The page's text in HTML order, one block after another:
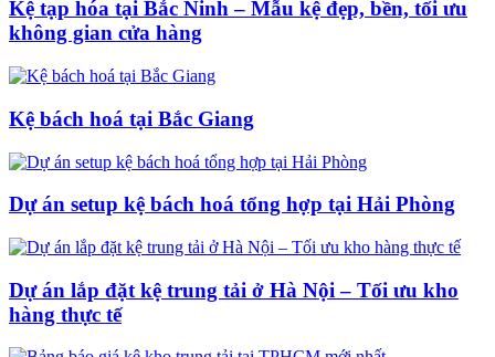
Kệ tạp hóa tại Bắc Ninh – Mẫu kệ đẹp, bền, tối ưu
không gian cửa hàng
Kệ bách hoá tại Bắc Giang
Dự án setup kệ bách hoá tổng hợp tại Hải Phòng
Dự án lắp đặt kệ trung tải ở Hà Nội – Tối ưu kho
hàng thực tế